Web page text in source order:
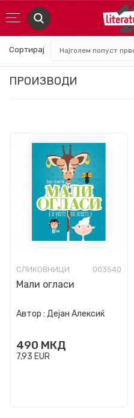
ПРОИЗВОДИ
Сортирај
СЛИКОВНИЦИ 003540
Мали огласи
Автор : Дејан Алексиќ
490 МКД
7,93 EUR